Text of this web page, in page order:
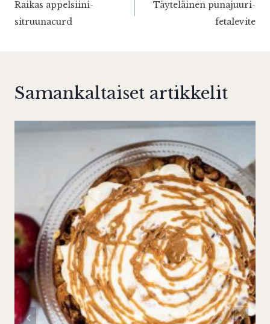
selaus
Raikas appelsiini-
sitruunacurd
Täyteläinen punajuuri-
fetalevite
Samankaltaiset artikkelit